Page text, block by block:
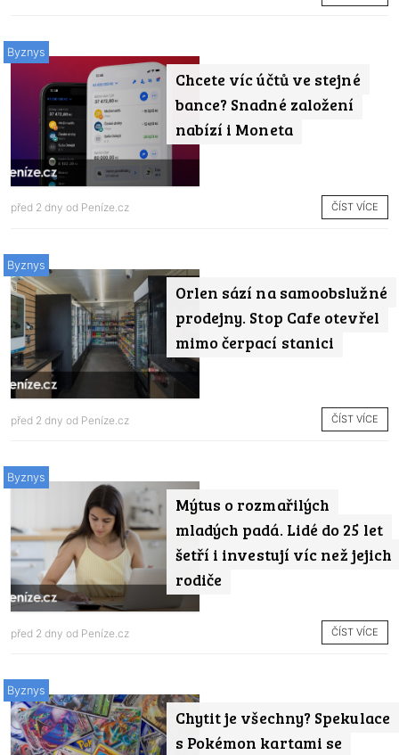
Chcete víc účtů ve stejné
bance? Snadné založení
nabízí i Moneta
Byznys
před 2 dny od Peníze.cz ČÍST VÍCE
Orlen sází na samoobslužné
prodejny. Stop Cafe otevřel
mimo čerpací stanici
Byznys
před 2 dny od Peníze.cz ČÍST VÍCE
Mýtus o rozmařilých
mladých padá. Lidé do 25 let
šetří i investují víc než jejich
rodiče
Byznys
před 2 dny od Peníze.cz ČÍST VÍCE
Chytit je všechny? Spekulace
s Pokémon kartami se
Byznys